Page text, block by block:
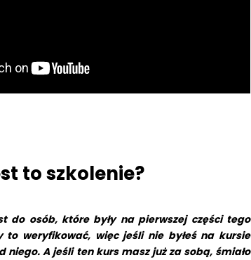
to szkolenie?
do osób, które były na pierwszej części tego
to weryfikować, więc jeśli nie byłeś na kursie
niego. A jeśli ten kurs masz już za sobą, śmiało